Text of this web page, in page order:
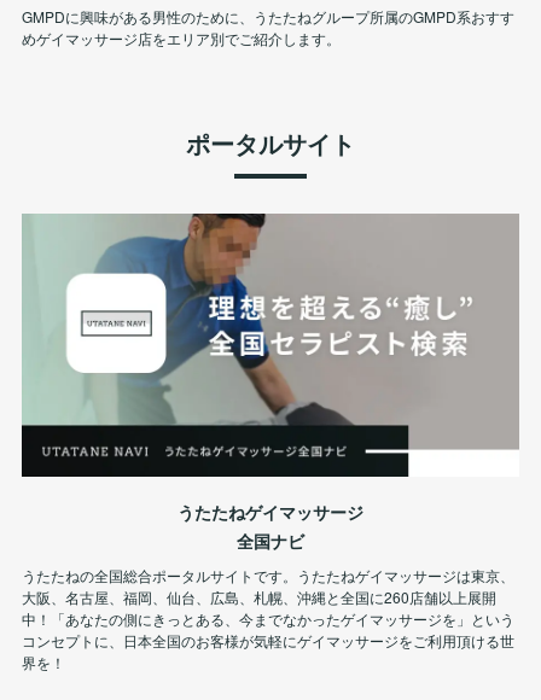
GMPDに興味がある男性のために、うたたねグループ所属のGMPD系おすす
めゲイマッサージ店をエリア別でご紹介します。
ポータルサイト
うたたねゲイマッサージ
全国ナビ
うたたねの全国総合ポータルサイトです。うたたねゲイマッサージは東京、
大阪、名古屋、福岡、仙台、広島、札幌、沖縄と全国に260店舗以上展開
中！「あなたの側にきっとある、今までなかったゲイマッサージを」という
コンセプトに、日本全国のお客様が気軽にゲイマッサージをご利用頂ける世
界を！